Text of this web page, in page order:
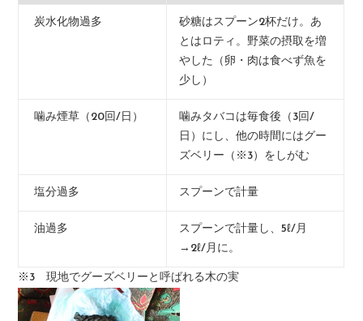
炭水化物過多
砂糖はスプーン2杯だけ。あ
とはロティ。野菜の摂取を増
やした（卵・肉は食べず魚を
少し）
噛み煙草（20回/日）
噛みタバコは毎食後（3回/
日）にし、他の時間にはグー
ズベリー（※3）をしがむ
塩分過多 スプーンで計量
油過多
スプーンで計量し、5ℓ/月
→2ℓ/月に。
※3 現地でグーズベリーと呼ばれる木の実